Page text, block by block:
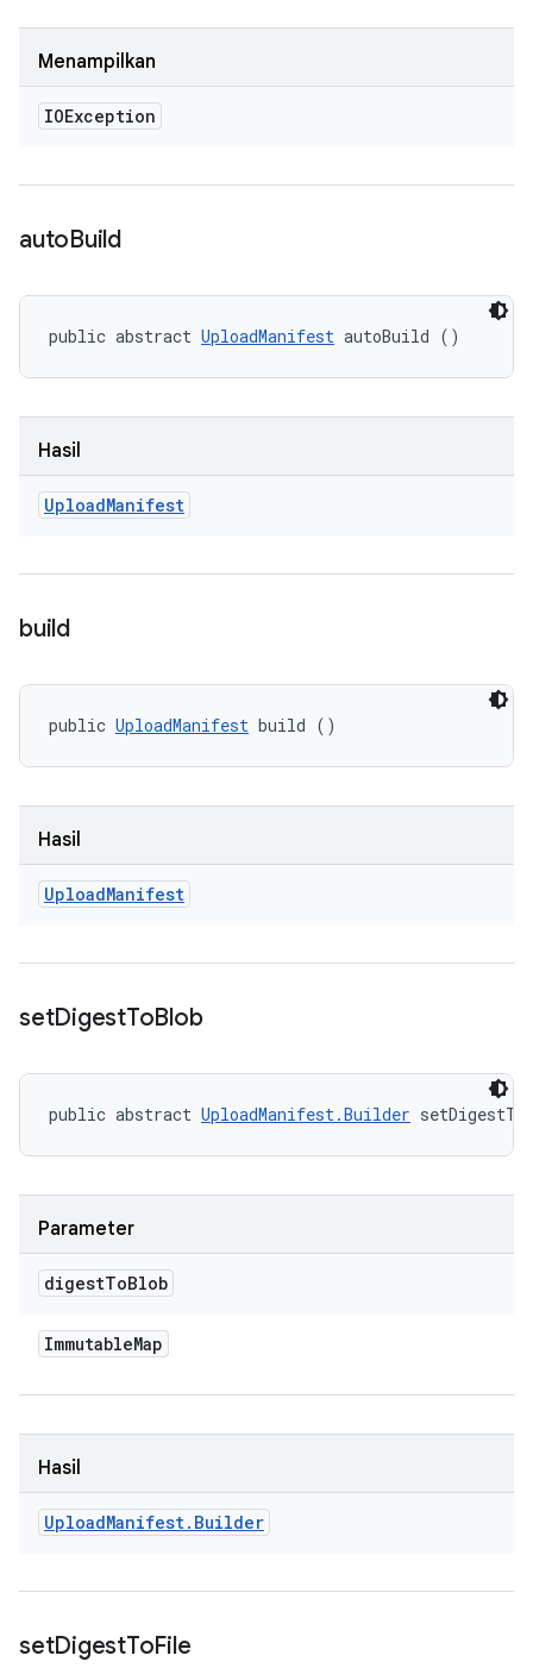
Menampilkan
IOException
autoBuild
public abstract UploadManifest autoBuild ()
Hasil
UploadManifest
build
public UploadManifest build ()
Hasil
UploadManifest
setDigestToBlob
public abstract UploadManifest.Builder
Parameter
digestToBlob
ImmutableMap
Hasil
UploadManifest. Builder
setDigestToFile